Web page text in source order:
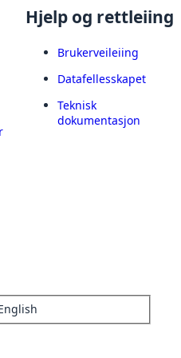
Hjelp og rettleiing
Brukerveileiing
Datafellesskapet
Teknisk
dokumentasjon